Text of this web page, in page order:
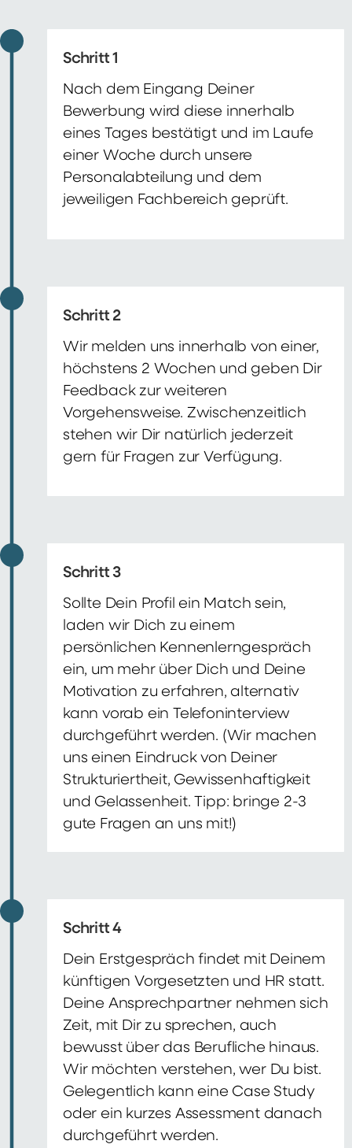
Schritt 1
Nach dem Eingang Deiner
Bewerbung wird diese innerhalb
eines Tages bestätigt und im Laufe
einer Woche durch unsere
Personalabteilung und dem
jeweiligen Fachbereich geprüft.
Schritt 2
Wir melden uns innerhalb von einer,
höchstens 2 Wochen und geben Dir
Feedback zur weiteren
Vorgehensweise. Zwischenzeitlich
stehen wir Dir natürlich jederzeit
gern für Fragen zur Verfügung.
Schritt 3
Sollte Dein Profil ein Match sein,
laden wir Dich zu einem
persönlichen Kennenlerngespräch
ein, um mehr über Dich und Deine
Motivation zu erfahren, alternativ
kann vorab ein Telefoninterview
durchgeführt werden. (Wir machen
uns einen Eindruck von Deiner
Strukturiertheit, Gewissenhaftigkeit
und Gelassenheit. Tipp: bringe 2-3
gute Fragen an uns mit!)
Schritt 4
Dein Erstgespräch findet mit Deinem
künftigen Vorgesetzten und HR statt.
Deine Ansprechpartner nehmen sich
Zeit, mit Dir zu sprechen, auch
bewusst über das Berufliche hinaus.
Wir möchten verstehen, wer Du bist.
Gelegentlich kann eine Case Study
oder ein kurzes Assessment danach
durchgeführt werden.